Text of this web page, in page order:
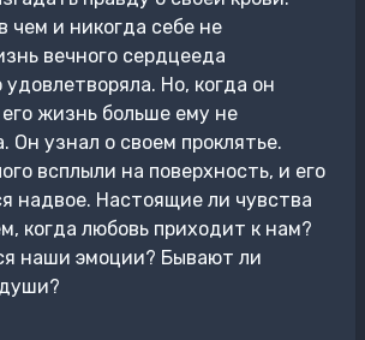
чем и никогда себе не
вечного сердцееда
удовлетворяла. Но, когда он
жизнь больше ему не
Он узнал о своем проклятье.
всплыли на поверхность, и его
надвое. Настоящие ли чувства
когда любовь приходит к нам?
наши эмоции? Бывают ли